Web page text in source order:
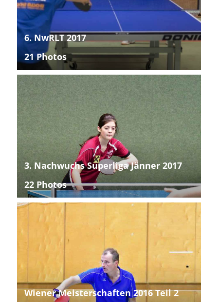
6. NwRLT 2017
21 Photos
3. Nachwuchs Superliga Jänner 2017
22 Photos
Wiener Meisterschaften 2016 Teil 2